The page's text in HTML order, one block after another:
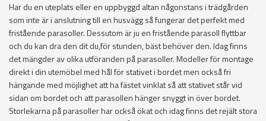
Har du en uteplats eller en uppbyggd altan någonstans i trädgården
som inte är i anslutning till en husvägg så fungerar det perfekt med
fristående parasoller. Dessutom är ju en fristående parasoll flyttbar
och du kan dra den dit du,för stunden, bäst behöver den. Idag finns
det mängder av olika utföranden på parasoller. Modeller för montage
direkt i din utemöbel med hål för stativet i bordet men också fri
hängande med möjlighet att ha fästet vinklat så att stativet står vid
sidan om bordet och att parasollen hänger snyggt in över bordet.
Storlekarna på parasoller har också ökat och idag finns det rejält stora